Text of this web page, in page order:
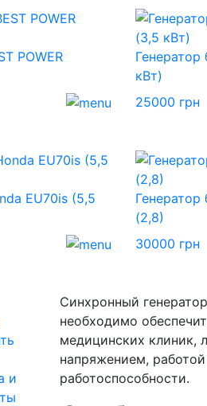
POWER
Генератор
кВт)
25000 грн
EU70is (5,5
Генератор
(2,8)
30000 грн
и
Синхронный
необходимо
медицинских клиник,
напряжением,
работоспособности.